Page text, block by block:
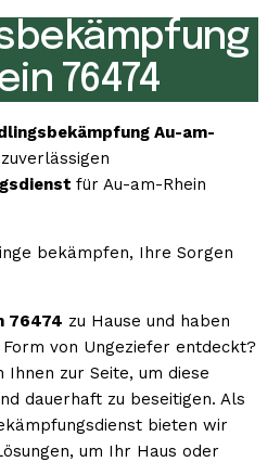
76474
Au-am-
für Au-am-Rhein
bekämpfen, Ihre Sorgen
76474 zu Hause und haben
von Ungeziefer entdeckt?
Ihnen zur Seite, um diese
dauerhaft zu beseitigen. Als
bieten wir
um Ihr Haus oder